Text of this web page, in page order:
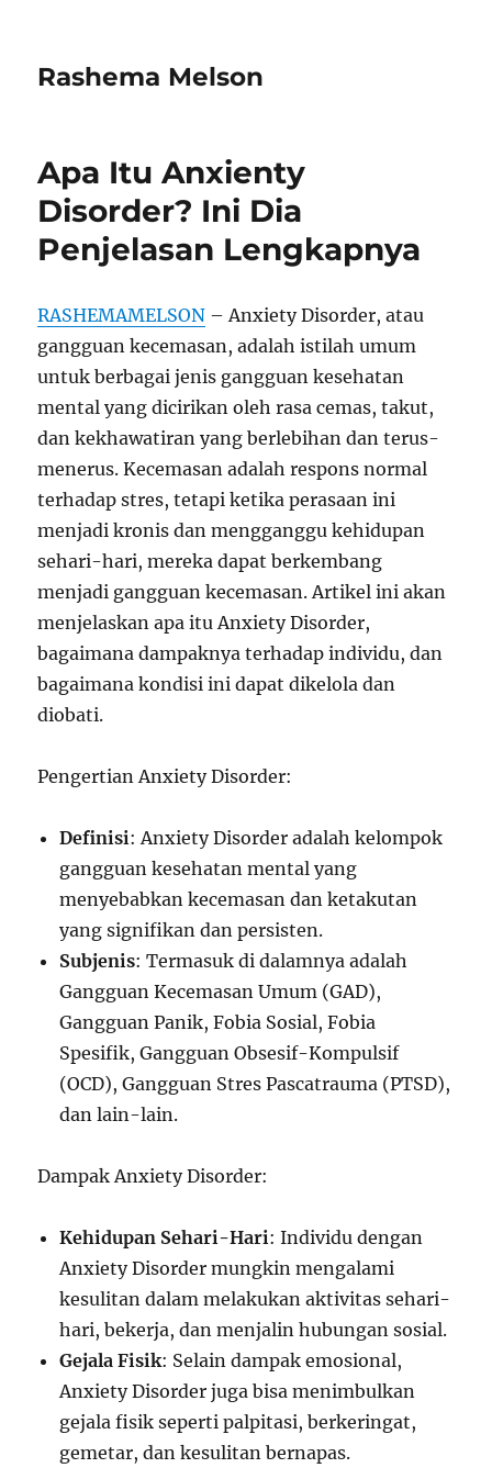
Rashema Melson
Apa Itu Anxienty
Disorder? Ini Dia
Penjelasan Lengkapnya
RASHEMAMELSON – Anxiety Disorder, atau
gangguan kecemasan, adalah istilah umum
untuk berbagai jenis gangguan kesehatan
mental yang dicirikan oleh rasa cemas, takut,
dan kekhawatiran yang berlebihan dan terus-
menerus. Kecemasan adalah respons normal
terhadap stres, tetapi ketika perasaan ini
menjadi kronis dan mengganggu kehidupan
sehari-hari, mereka dapat berkembang
menjadi gangguan kecemasan. Artikel ini akan
menjelaskan apa itu Anxiety Disorder,
bagaimana dampaknya terhadap individu, dan
bagaimana kondisi ini dapat dikelola dan
diobati.
Pengertian Anxiety Disorder:
Definisi: Anxiety Disorder adalah kelompok
gangguan kesehatan mental yang
menyebabkan kecemasan dan ketakutan
yang signifikan dan persisten.
Subjenis: Termasuk di dalamnya adalah
Gangguan Kecemasan Umum (GAD),
Gangguan Panik, Fobia Sosial, Fobia
Spesifik, Gangguan Obsesif-Kompulsif
(OCD), Gangguan Stres Pascatrauma (PTSD),
dan lain-lain.
Dampak Anxiety Disorder:
Kehidupan Sehari-Hari: Individu dengan
Anxiety Disorder mungkin mengalami
kesulitan dalam melakukan aktivitas sehari-
hari, bekerja, dan menjalin hubungan sosial.
Gejala Fisik: Selain dampak emosional,
Anxiety Disorder juga bisa menimbulkan
gejala fisik seperti palpitasi, berkeringat,
gemetar, dan kesulitan bernapas.